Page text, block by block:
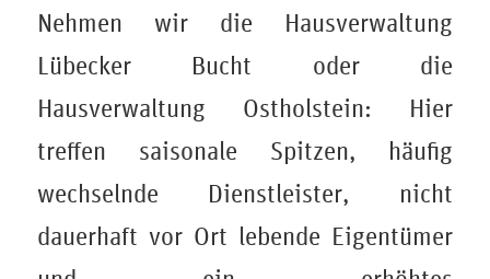
Nehmen wir die Hausverwaltung
Lübecker Bucht oder die
Hausverwaltung Ostholstein: Hier
treffen saisonale Spitzen, häufig
wechselnde Dienstleister, nicht
dauerhaft vor Ort lebende Eigentümer